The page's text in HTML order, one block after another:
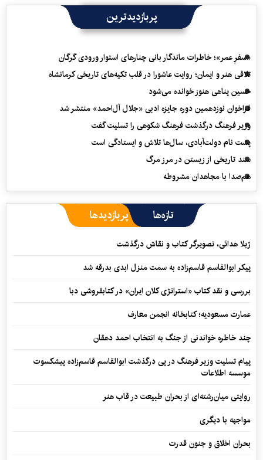
پربازدیدترین
«سفرِ عمر»؛ خاطرات ماندگار بانی چنارهای استوار ورودی گرگان
تلاقی هنر و ایمان؛ روایت عاشورا در قلب تکیه‌های تاریخی کرمانشاه
حسین پناهی هنوز خوانده می‌شود
فراخوان نوزدهمین دوره جایزه ادبی «جلال آل‌احمد» منتشر شد
وزیر فرهنگ درگذشت فرهنگ شکوهی را تسلیت گفت
پشت نام دولت‌آبادی، سال‌ها تلاش و ایستادگی است
سند تاریخی از زیستن در مرز مرگ
هم‌صدا با مجاهدان مشروطه
تازه‌ها پربازدیدها
ژیلا هدائی، تصویرگر کتاب و نقاش درگذشت
پیکر ابوالقاسم قاسم‌زاده به سمت منزل ابدی بدرقه شد
بررسی و نقد کتاب «استراتژی کلان ایران» در کتابفروشی دبا
عمارت مسعودیه؛ کتابخانه انجمن معارف
چند خاطره خواندنی از جنگ به انتخاب احمد دهقان
پیام تسلیت وزیر فرهنگ در پی درگذشت ابوالقاسم قاسم‌زاده پیشکسوت
موسسه اطلاعات
روایتی میان‌رشته‌ای از بحران طبیعت در قاب هنر
مواجهه با دیگری
بحران اخلاق و جنون قدرت